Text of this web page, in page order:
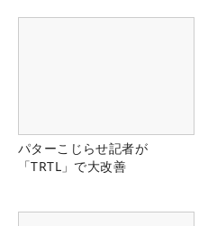
パターこじらせ記者が
「TRTL」で大改善